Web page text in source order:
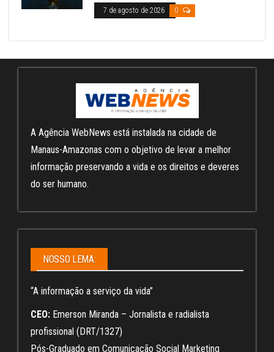
7 de agosto de 2026 0
A Agência WebNews está instalada na cidade de
Manaus-Amazonas com o objetivo de levar a melhor
informação preservando a vida e os direitos e deveres
do ser humano.
NOSSO LEMA:
“A informação a serviço da vida”
CEO: Emerson Miranda – Jornalista e radialista
profissional (DRT/1327)
Pós-Graduado em Comunicação Social Marketing